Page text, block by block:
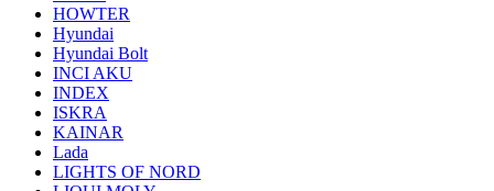
HOWTER
Hyundai
Hyundai Bolt
INCI AKU
INDEX
ISKRA
KAINAR
Lada
LIGHTS OF NORD